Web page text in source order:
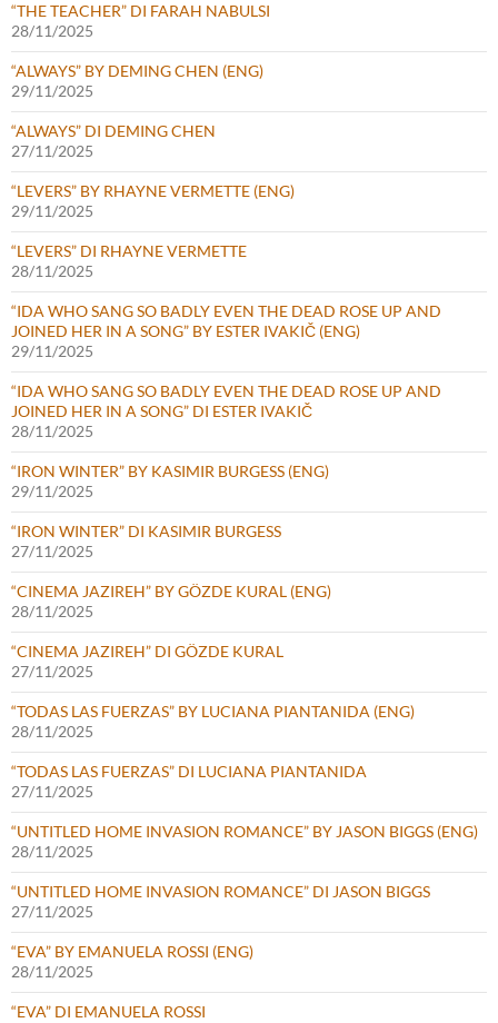
“THE TEACHER” DI FARAH NABULSI
28/11/2025
“ALWAYS” BY DEMING CHEN (ENG)
29/11/2025
“ALWAYS” DI DEMING CHEN
27/11/2025
“LEVERS” BY RHAYNE VERMETTE (ENG)
29/11/2025
“LEVERS” DI RHAYNE VERMETTE
28/11/2025
“IDA WHO SANG SO BADLY EVEN THE DEAD ROSE UP AND
JOINED HER IN A SONG” BY ESTER IVAKIČ (ENG)
29/11/2025
“IDA WHO SANG SO BADLY EVEN THE DEAD ROSE UP AND
JOINED HER IN A SONG” DI ESTER IVAKIČ
28/11/2025
“IRON WINTER” BY KASIMIR BURGESS (ENG)
29/11/2025
“IRON WINTER” DI KASIMIR BURGESS
27/11/2025
“CINEMA JAZIREH” BY GÖZDE KURAL (ENG)
28/11/2025
“CINEMA JAZIREH” DI GÖZDE KURAL
27/11/2025
“TODAS LAS FUERZAS” BY LUCIANA PIANTANIDA (ENG)
28/11/2025
“TODAS LAS FUERZAS” DI LUCIANA PIANTANIDA
27/11/2025
“UNTITLED HOME INVASION ROMANCE” BY JASON BIGGS (ENG)
28/11/2025
“UNTITLED HOME INVASION ROMANCE” DI JASON BIGGS
27/11/2025
“EVA” BY EMANUELA ROSSI (ENG)
28/11/2025
“EVA” DI EMANUELA ROSSI